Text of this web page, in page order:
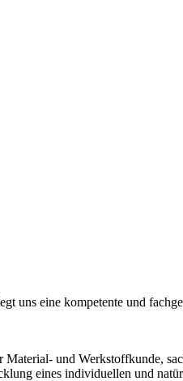
uns eine kompetente und
und Werkstoffkunde,
eines individuellen und